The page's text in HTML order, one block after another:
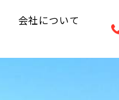
会社について